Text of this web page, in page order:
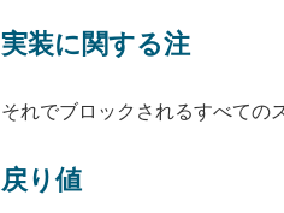
実装に関する注
それでブロックされるすべての
戻り値